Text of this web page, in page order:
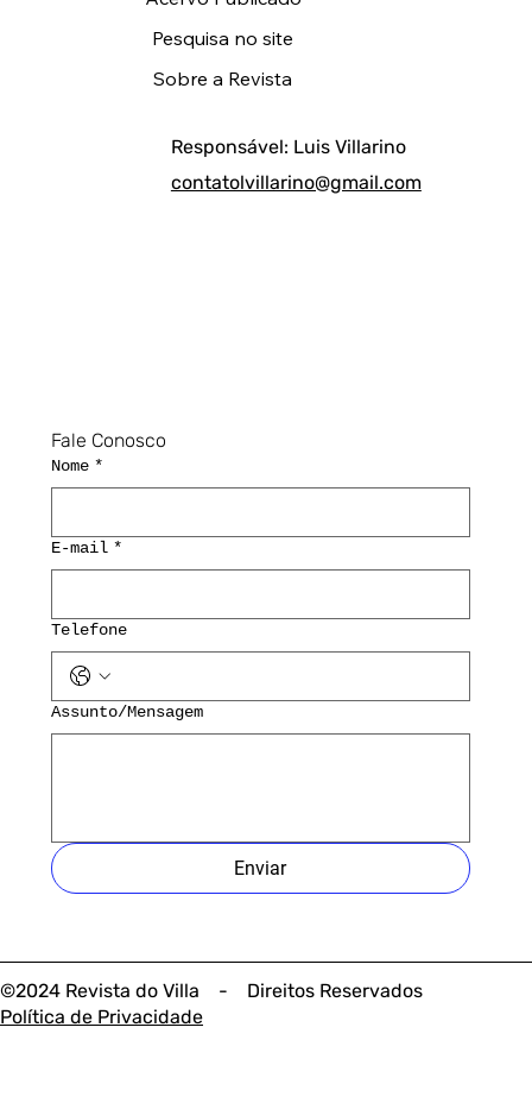
©2024 Revista do Villa - Direitos Reservados
Política de Privacidade
Fale Conosco
Nome *
E-mail *
Telefone
Assunto/Mensagem
Enviar
Responsável: Luis Villarino
contatolvillarino@gmail.com
Pesquisa no site
Sobre a Revista